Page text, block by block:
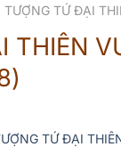
TƯỢNG TỨ ĐẠI
THIÊN
TỨ ĐẠI